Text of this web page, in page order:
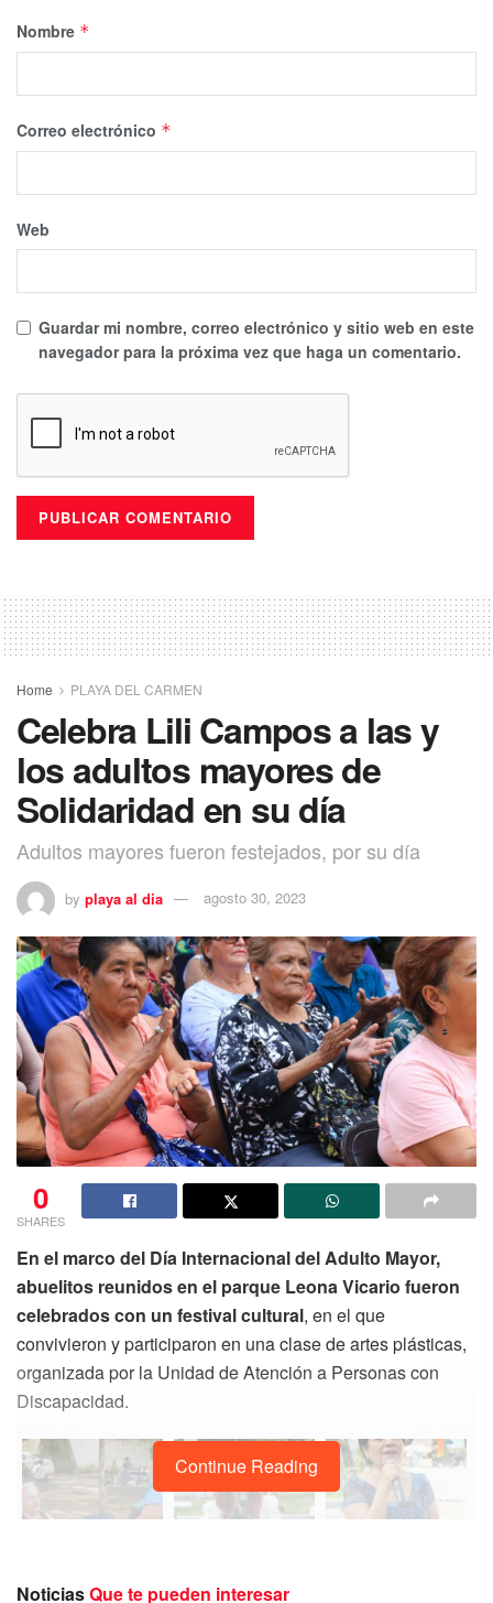
Nombre *
Correo electrónico *
Web
Guardar mi nombre, correo electrónico y sitio web en este
navegador para la próxima vez que haga un comentario.
Home PLAYA DEL CARMEN
Celebra Lili Campos a las y
los adultos mayores de
Solidaridad en su día
Adultos mayores fueron festejados, por su día
by playa al dia agosto 30, 2023
0
SHARES
En el marco del Día Internacional del Adulto Mayor,
abuelitos reunidos en el parque Leona Vicario fueron
celebrados con un festival cultural, en el que
convivieron y participaron en una clase de artes plásticas,
organizada por la Unidad de Atención a Personas con
Discapacidad.
Continue Reading
NoticiasQue te pueden interesar